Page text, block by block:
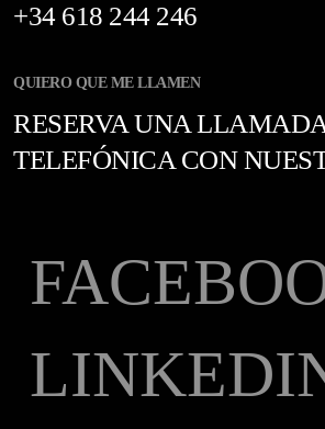
+34 618 244 246
QUIERO QUE ME LLAMEN
RESERVA UNA
TELEFÓNICA CON